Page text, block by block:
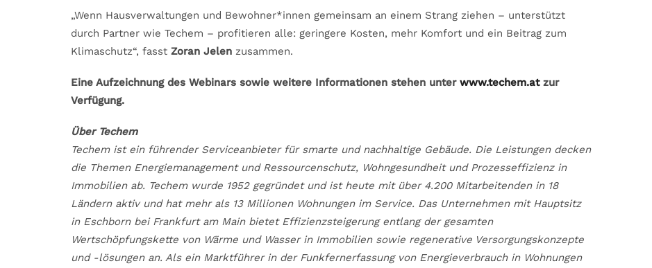
„Wenn Hausverwaltungen und Bewohner*innen gemeinsam an einem Strang ziehen – unterstützt
durch Partner wie Techem – profitieren alle: geringere Kosten, mehr Komfort und ein Beitrag zum
Klimaschutz“, fasst Zoran Jelen zusammen.
Eine Aufzeichnung des Webinars sowie weitere Informationen stehen unter www.techem.atzur
Verfügung.
Über Techem
Techem ist ein führender Serviceanbieter für smarte und nachhaltige Gebäude. Die Leistungen decken
die Themen Energiemanagement und Ressourcenschutz, Wohngesundheit und Prozesseffizienz in
Immobilien ab. Techem wurde 1952 gegründet und ist heute mit über 4.200 Mitarbeitenden in 18
Ländern aktiv und hat mehr als 13 Millionen Wohnungen im Service. Das Unternehmen mit Hauptsitz
in Eschborn bei Frankfurt am Main bietet Effizienzsteigerung entlang der gesamten
Wertschöpfungskette von Wärme und Wasser in Immobilien sowie regenerative Versorgungskonzepte
und -lösungen an. Als ein Marktführer in der Funkfernerfassung von Energieverbrauch in Wohnungen